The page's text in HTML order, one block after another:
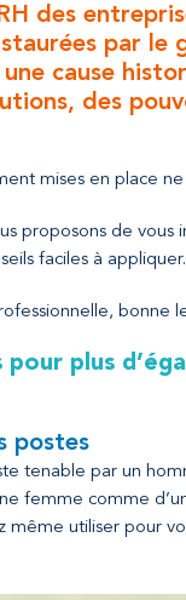
des
par le
cause
des
mises en place
proposons de
faciles à appliquer.
bonne
pour plus
postes
tenable par un
femme comme
même utiliser pour